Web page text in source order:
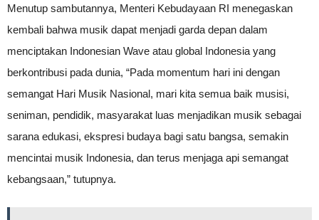
Menutup sambutannya, Menteri Kebudayaan RI menegaskan
kembali bahwa musik dapat menjadi garda depan dalam
menciptakan Indonesian Wave atau global Indonesia yang
berkontribusi pada dunia, “Pada momentum hari ini dengan
semangat Hari Musik Nasional, mari kita semua baik musisi,
seniman, pendidik, masyarakat luas menjadikan musik sebagai
sarana edukasi, ekspresi budaya bagi satu bangsa, semakin
mencintai musik Indonesia, dan terus menjaga api semangat
kebangsaan,” tutupnya.